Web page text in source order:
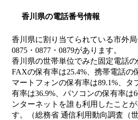
香川県の電話番号情報
香川県に割り当てられている市外局
0875・0877・0879があります。
香川県の世帯単位でみた固定電話の
FAXの保有率は25.4%、携帯電話の
マートフォンの保有率は89.1%、タ
有率は36.9%、パソコンの保有率は
ンターネットを誰も利用したこと
す。（総務省 通信利用動向調査（